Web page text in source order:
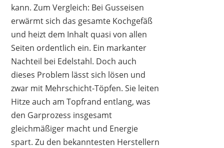
kann. Zum Vergleich: Bei Gusseisen
erwärmt sich das gesamte Kochgefäß
und heizt dem Inhalt quasi von allen
Seiten ordentlich ein. Ein markanter
Nachteil bei Edelstahl. Doch auch
dieses Problem lässt sich lösen und
zwar mit Mehrschicht-Töpfen. Sie leiten
Hitze auch am Topfrand entlang, was
den Garprozess insgesamt
gleichmäßiger macht und Energie
spart. Zu den bekanntesten Herstellern